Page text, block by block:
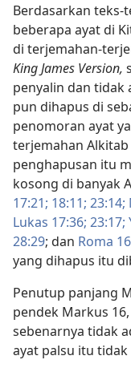
Berdasarkan teks-
beberapa ayat di
di terjemahan-
King James Version,
penyalin dan tidak
pun dihapus di
penomoran ayat
terjemahan
penghapusan itu
kosong di banyak
17:21; 18:11; 23:14;
Lukas 17:36; 23:17;
28:29; dan Roma
yang dihapus itu
Penutup panjang
pendek Markus
sebenarnya tidak
ayat palsu itu